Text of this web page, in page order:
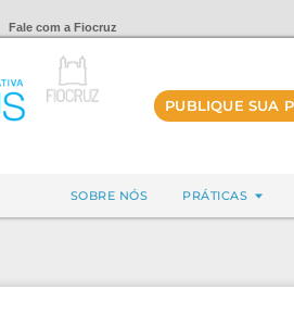
Fale com a Fiocruz
PUBLIQUE SUA
SOBRE NÓS PRÁTICAS